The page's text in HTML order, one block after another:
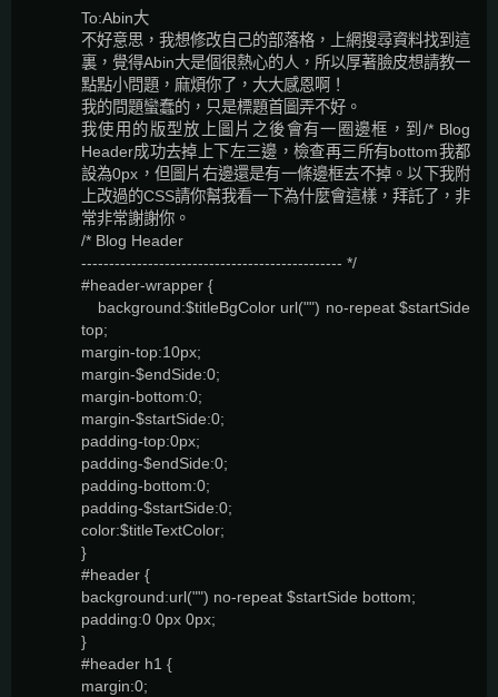
To:Abin大
不好意思，我想修改自己的部落格，上網搜尋資料找到這
裏，覺得Abin大是個很熱心的人，所以厚著臉皮想請教一
點點小問題，麻煩你了，大大感恩啊！
我的問題蠻蠢的，只是標題首圖弄不好。
我使用的版型放上圖片之後會有一圈邊框，到/* Blog
Header成功去掉上下左三邊，檢查再三所有bottom我都
設為0px，但圖片右邊還是有一條邊框去不掉。以下我附
上改過的CSS請你幫我看一下為什麼會這樣，拜託了，非
常非常謝謝你。
/* Blog Header
----------------------------------------------- */
#header-wrapper {
background:$titleBgColor url("") no-repeat $startSide
top;
margin-top:10px;
margin-$endSide:0;
margin-bottom:0;
margin-$startSide:0;
padding-top:0px;
padding-$endSide:0;
padding-bottom:0;
padding-$startSide:0;
color:$titleTextColor;
}
#header {
background:url("") no-repeat $startSide bottom;
padding:0 0px 0px;
}
#header h1 {
margin:0;